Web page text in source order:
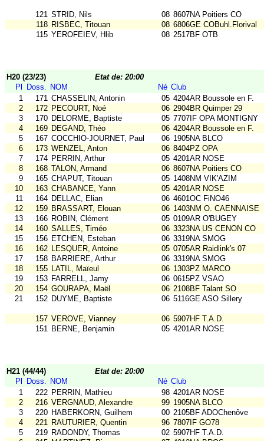
121 STRID, Nils 08 8607NA Poitiers CO
118 RISBEC, Titouan 08 6806GE COBuhl.Florival
115 YEROFEIEV, Hlib 08 2517BF OTB
H20 (23/23)
Etat de: 20:00
Pl
Doss. NOM Né Club
1
171 CHASSELIN, Antonin 05 4204AR Boussole en F.
2
172 PECOURT, Noé 06 2904BR Quimper 29
3
170 DELORME, Baptiste 05 7707IF OPA MONTIGNY
4
169 DEGAND, Théo 06 4204AR Boussole en F.
5
167 COCCHIO-JOURNET, Paul 06 1905NA BLCO
6
173 WENZEL, Anton 06 8404PZ OPA
7
174 PERRIN, Arthur 05 4201AR NOSE
8
168 TALON, Armand 06 8607NA Poitiers CO
9
165 CHAPUT, Titouan 05 1408NM VIK'AZIM
10
163 CHABANCE, Yann 05 4201AR NOSE
11
164 DELLAC, Elian 06 4601OC FiNO46
12
159 BRASSART, Elouan 06 1403NM O. CAENNAISE
13
166 ROBIN, Clément 05 0109AR O'BUGEY
14
160 SALLES, Timéo 06 3323NA US CENON CO
15
156 ETCHEN, Esteban 06 3319NA SMOG
16
162 LESQUER, Antoine 05 0705AR Raidlink's 07
17
158 BARRIERE, Arthur 06 3319NA SMOG
18
155 LATIL, Maïeul 06 1303PZ MARCO
19
153 FARRELL, Jamy 06 0615PZ VSAO
20
154 GOURAPA, Maël 06 2108BF Talant SO
21
152 DUYME, Baptiste 06 5116GE ASO Sillery
157 VEROVE, Vianney 06 5907HF T.A.D.
151 BERNE, Benjamin 05 4201AR NOSE
H21 (44/44)
Etat de: 20:00
Pl
Doss. NOM Né Club
1
222 PERRIN, Mathieu 98 4201AR NOSE
2
216 VERGNAUD, Alexandre 99 1905NA BLCO
3
220 HABERKORN, Guilhem 00 2105BF ADOChenôve
4
221 RAUTURIER, Quentin 96 7807IF GO78
5
219 RADONDY, Thomas 02 5907HF T.A.D.